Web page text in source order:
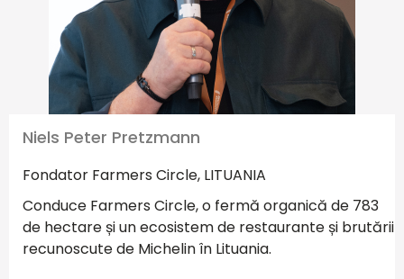
Niels Peter Pretzmann
Fondator Farmers Circle, LITUANIA
Conduce Farmers Circle, o fermă organică de 783
de hectare și un ecosistem de restaurante și brutării
recunoscute de Michelin în Lituania.